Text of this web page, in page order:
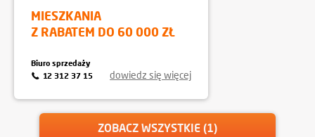
MIESZKANIA
Z RABATEM DO 60 000 ZŁ
dowiedz się więcej
Biuro sprzedaży
12 312 37 15
ZOBACZ WSZYSTKIE (1)